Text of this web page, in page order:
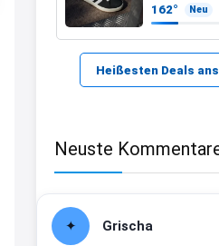
162° Neu
Heißesten Deals
Neuste
Grischa
Bei EDEKA
↩
29.07
↩